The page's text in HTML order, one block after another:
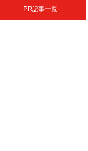
PR記事一覧